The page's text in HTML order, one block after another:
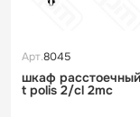
Арт.8045
шкаф
t polis 2/cl 2mc